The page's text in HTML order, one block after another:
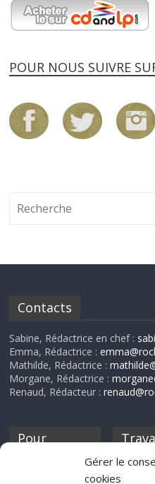
Gérer le
cookies
POUR NOUS SUIVRE
Contacts
Sabine, Rédactrice en chef :
Emma, Rédactrice :
Mathilde, Rédactrice :
Morgane, Rédactrice :
Renaud, Rédacteur :
Pour
discothèque